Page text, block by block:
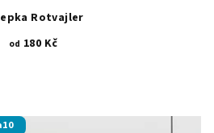
Rotvajler
od 180 Kč